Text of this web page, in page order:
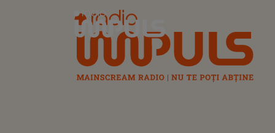
Radio Impuls